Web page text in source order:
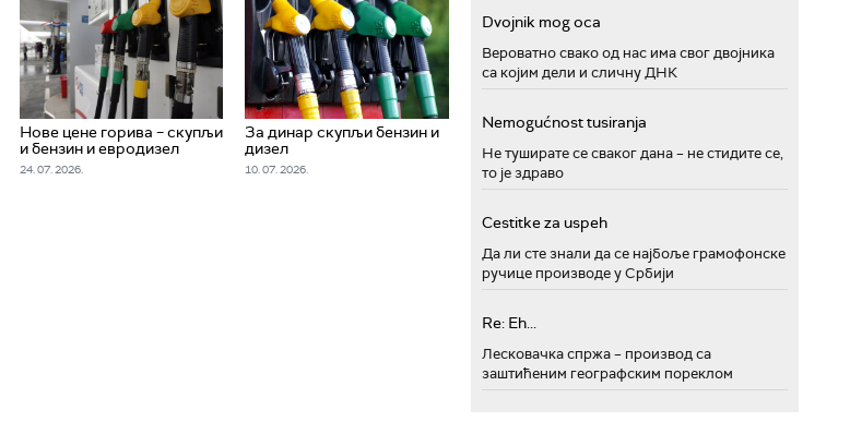
Нове цене горива – скупљи
и бензин и евродизел
24. 07. 2026.
За динар скупљи бензин и
дизел
10. 07. 2026.
Dvojnik mog oca
Вероватно свако од нас има свог двојника
са којим дели и сличну ДНК
Nemogućnost tusiranja
Не туширате се сваког дана – не стидите се,
то је здраво
Cestitke za uspeh
Да ли сте знали да се најбоље грамофонске
ручице производе у Србији
Re: Eh...
Лесковачка спржа – производ са
заштићеним географским пореклом